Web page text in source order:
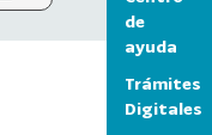
de
ayuda
Trámites
Digitales